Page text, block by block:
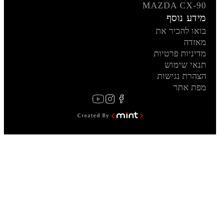
MAZDA CX-90
מידע נוסף
בואו להכיר את
מאזדה
מדיניות פרטיות
תנאי שימוש
הצהרת נגישות
מפת אתר